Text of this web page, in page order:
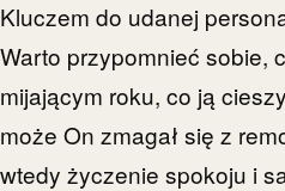
Kluczem do udanej
Warto przypomnieć sobie,
mijającym roku, co ją
może On zmagał się z
wtedy życzenie spokoju i